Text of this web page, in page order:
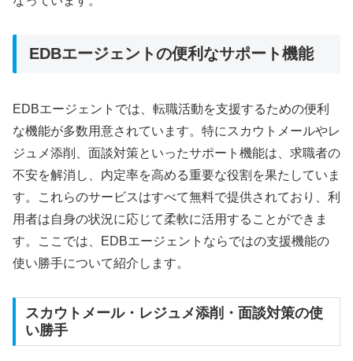
EDBエージェントの便利なサポート機能
EDBエージェントでは、転職活動を支援するための便利
な機能が多数用意されています。特にスカウトメールやレ
ジュメ添削、面談対策といったサポート機能は、求職者の
不安を解消し、内定率を高める重要な役割を果たしていま
す。これらのサービスはすべて無料で提供されており、利
用者は自身の状況に応じて柔軟に活用することができま
す。ここでは、EDBエージェントならではの支援機能の
使い勝手について紹介します。
スカウトメール・レジュメ添削・面談対策の使
い勝手